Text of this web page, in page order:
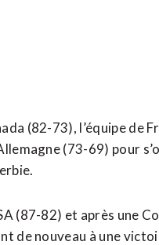
(82-73), l’équipe de
(73-69) pour
(87-82) et après une
de nouveau à une